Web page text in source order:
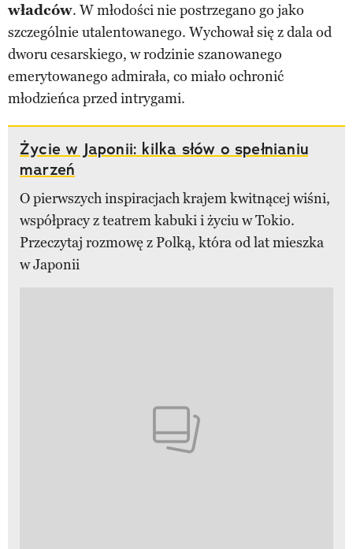
władców. W młodości nie postrzegano go jako
szczególnie utalentowanego. Wychował się z dala od
dworu cesarskiego, w rodzinie szanowanego
emerytowanego admirała, co miało ochronić
młodzieńca przed intrygami.
Życie w Japonii: kilka słów o spełnianiu
marzeń
O pierwszych inspiracjach krajem kwitnącej wiśni,
współpracy z teatrem kabuki i życiu w Tokio.
Przeczytaj rozmowę z Polką, która od lat mieszka
w Japonii